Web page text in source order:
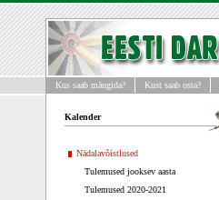
Kus saab mängida? Kust saab osta?
Kalender
Nädalavõistlused
Tulemused jooksev aasta
Tulemused 2020-2021